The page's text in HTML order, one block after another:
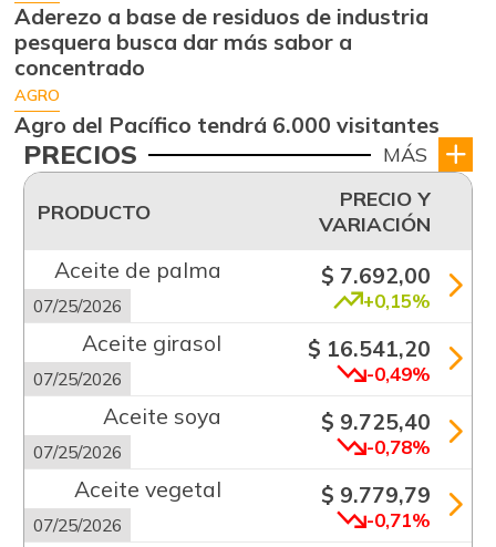
Aderezo a base de residuos de industria
pesquera busca dar más sabor a
concentrado
AGRO
Agro del Pacífico tendrá 6.000 visitantes
PRECIOS MÁS
PRODUCTO
PRECIO Y
VARIACIÓN
Aceite de palma
07/25/2026
$ 7.692,00
+0,15%
Aceite girasol
07/25/2026
$ 16.541,20
-0,49%
Aceite soya
07/25/2026
$ 9.725,40
-0,78%
Aceite vegetal
07/25/2026
$ 9.779,79
-0,71%